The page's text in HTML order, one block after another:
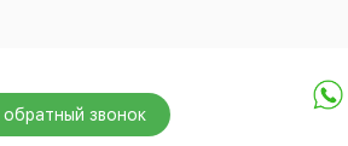
обратный звонок